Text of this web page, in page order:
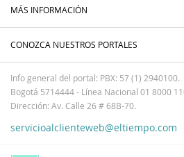
MÁS INFORMACIÓN
CONOZCA NUESTROS PORTALES
Info general del portal: PBX: 57 (1) 2940100.
Bogotá 5714444 - Línea Nacional 01 8000
Dirección: Av. Calle 26 # 68B-70.
servicioalclienteweb@eltiempo.com